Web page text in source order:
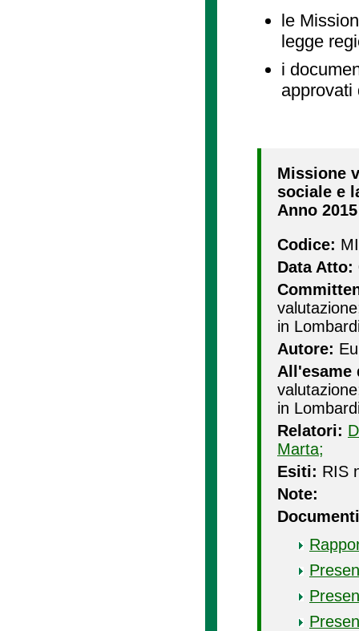
le
legge
i
approvati
Missione
sociale e
Anno 2015
Codice:
Data Atto:
in
Autore:
All'esame
in
Relatori:
Marta;
Esiti: RIS
Note: